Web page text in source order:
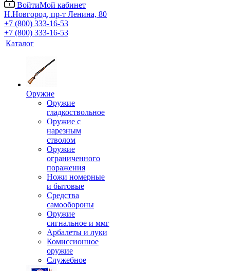
ВойтиМой кабинет
Н.Новгород, пр-т Ленина, 80
+7 (800) 333-16-53
+7 (800) 333-16-53
Каталог
Оружие
Оружие
гладкоствольное
Оружие с
нарезным
стволом
Оружие
ограниченного
поражения
Ножи номерные
и бытовые
Средства
самообороны
Оружие
сигнальное и ммг
Арбалеты и луки
Комиссионное
оружие
Служебное